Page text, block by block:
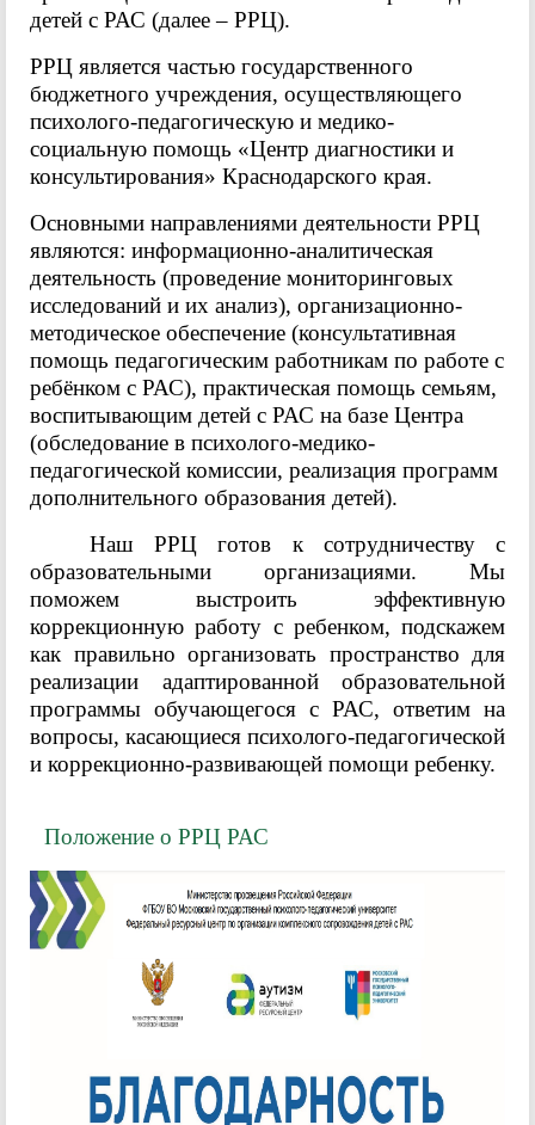
детей с РАС (далее – РРЦ).
РРЦ является частью государственного
бюджетного учреждения, осуществляющего
психолого-педагогическую и медико-
социальную помощь «Центр диагностики и
консультирования» Краснодарского края.
Основными направлениями деятельности РРЦ
являются: информационно-аналитическая
деятельность (проведение мониторинговых
исследований и их анализ), организационно-
методическое обеспечение (консультативная
помощь педагогическим работникам по работе с
ребёнком с РАС), практическая помощь семьям,
воспитывающим детей с РАС на базе Центра
(обследование в психолого-медико-
педагогической комиссии, реализация программ
дополнительного образования детей).
Наш РРЦ готов к сотрудничеству с
образовательными организациями. Мы
поможем выстроить эффективную
коррекционную работу с ребенком, подскажем
как правильно организовать пространство для
реализации адаптированной образовательной
программы обучающегося с РАС, ответим на
вопросы, касающиеся психолого-педагогической
и коррекционно-развивающей помощи ребенку.
Положение о РРЦ РАС